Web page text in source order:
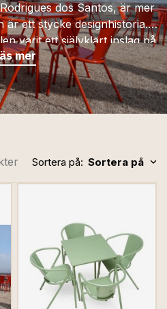
dos Santos, är mer
är ett stycke designhistoria.
varit ett självklart inslag på
och uteserveringar – känd
komfort och tidlösa
samma hantverk och
stolen terrasser på fem
äkta portugisisk design som
efter generation.
mer
Sortera på: Sortera på